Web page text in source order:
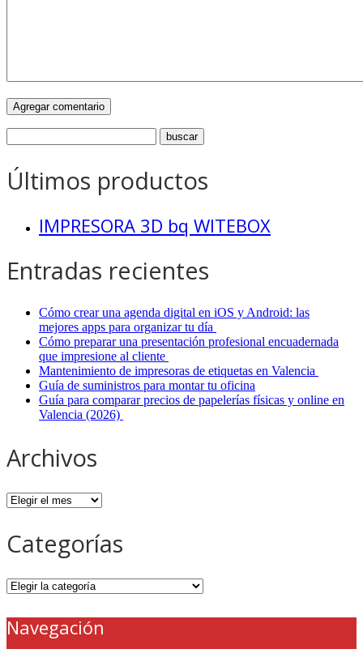
Últimos productos
IMPRESORA 3D bq WITEBOX
Entradas recientes
Cómo crear una agenda digital en iOS y Android: las
mejores apps para organizar tu día
Cómo preparar una presentación profesional encuadernada
que impresione al cliente
Mantenimiento de impresoras de etiquetas en Valencia
Guía de suministros para montar tu oficina
Guía para comparar precios de papelerías físicas y online en
Valencia (2026)
Archivos
Archivos
Categorías
Categorías
Navegación